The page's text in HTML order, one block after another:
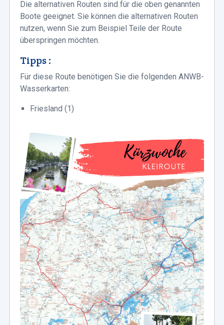
Die alternativen Routen sind für die oben genannten
Boote geeignet. Sie können die alternativen Routen
nutzen, wenn Sie zum Beispiel Teile der Route
überspringen möchten.
Tipps :
Für diese Route benötigen Sie die folgenden ANWB-
Wasserkarten:
Friesland (1)